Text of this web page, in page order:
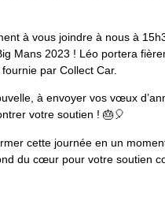
à vous joindre à nous à
Mans 2023 ! Léo portera
par Collect Car.
à envoyer vos vœux
votre soutien ! 🎂🎈
cette journée en un
du cœur pour votre soutien